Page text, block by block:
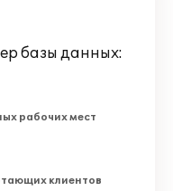
базы данных:
рабочих мест
клиентов